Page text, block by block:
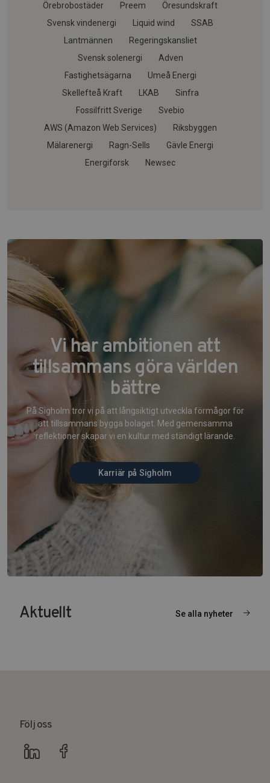
Örebrobostäder
Preem
Öresundskraft
Svensk vindenergi
Liquid wind
SSAB
Lantmännen
Regeringskansliet
Svensk solenergi
Adven
Fastighetsägarna
Umeå Energi
Skellefteå Kraft
LKAB
Sinfra
Fossilfritt Sverige
Svebio
AWS (Amazon Web Services)
Riksbyggen
Mälarenergi
Ragn-Sells
Gävle Energi
Energiforsk
Newsec
Vi har ambitionen att
tillsammans göra världen
bättre
På Sigholm tror vi på att långsiktigt utveckla förmågor för
att tillsammans bygga bolaget. Med gemensamma
reflektioner skapar vi en kultur med ständigt lärande.
Karriär på Sigholm
Aktuellt Se alla nyheter
Följ oss